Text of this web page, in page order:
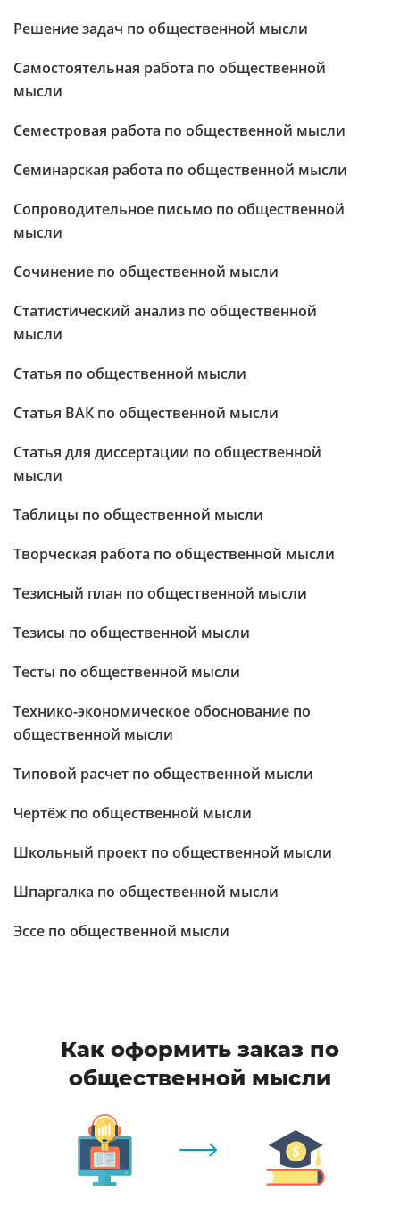
Решение задач по общественной мысли
Самостоятельная работа по общественной
мысли
Семестровая работа по общественной мысли
Семинарская работа по общественной мысли
Сопроводительное письмо по общественной
мысли
Сочинение по общественной мысли
Статистический анализ по общественной
мысли
Статья по общественной мысли
Статья ВАК по общественной мысли
Статья для диссертации по общественной
мысли
Таблицы по общественной мысли
Творческая работа по общественной мысли
Тезисный план по общественной мысли
Тезисы по общественной мысли
Тесты по общественной мысли
Технико-экономическое обоснование по
общественной мысли
Типовой расчет по общественной мысли
Чертёж по общественной мысли
Школьный проект по общественной мысли
Шпаргалка по общественной мысли
Эссе по общественной мысли
Как оформить заказ по
общественной мысли